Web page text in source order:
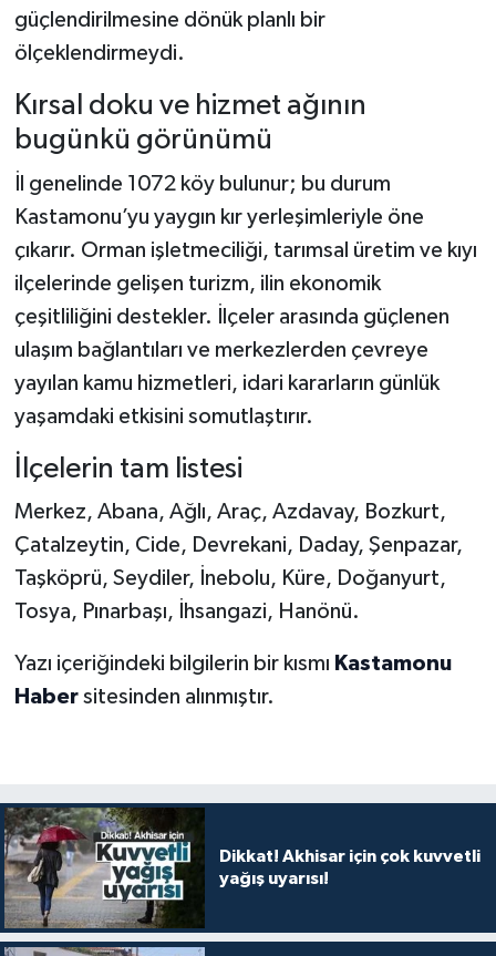
güçlendirilmesine dönük planlı bir
ölçeklendirmeydi.
Kırsal doku ve hizmet ağının
bugünkü görünümü
İl genelinde 1072 köy bulunur; bu durum
Kastamonu’yu yaygın kır yerleşimleriyle öne
çıkarır. Orman işletmeciliği, tarımsal üretim ve kıyı
ilçelerinde gelişen turizm, ilin ekonomik
çeşitliliğini destekler. İlçeler arasında güçlenen
ulaşım bağlantıları ve merkezlerden çevreye
yayılan kamu hizmetleri, idari kararların günlük
yaşamdaki etkisini somutlaştırır.
İlçelerin tam listesi
Merkez, Abana, Ağlı, Araç, Azdavay, Bozkurt,
Çatalzeytin, Cide, Devrekani, Daday, Şenpazar,
Taşköprü, Seydiler, İnebolu, Küre, Doğanyurt,
Tosya, Pınarbaşı, İhsangazi, Hanönü.
Yazı içeriğindeki bilgilerin bir kısmı Kastamonu
Habersitesinden alınmıştır.
Dikkat! Akhisar için çok kuvvetli
yağış uyarısı!